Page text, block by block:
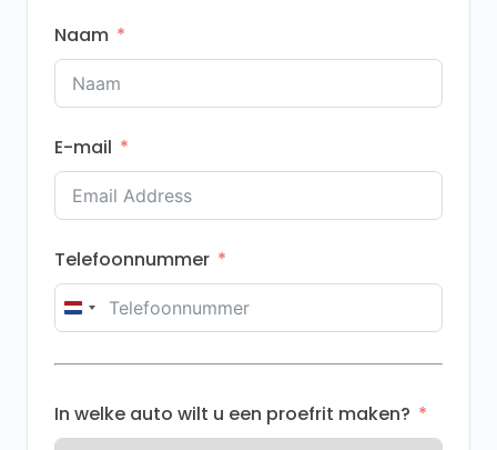
Naam
E-mail
Telefoonnummer
Netherlands
In welke auto wilt u een proefrit maken?